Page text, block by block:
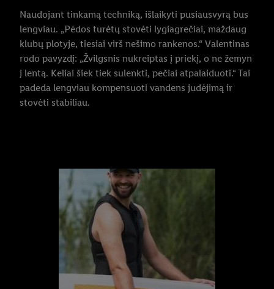
Naudojant tinkamą techniką, išlaikyti pusiausvyrą bus
lengviau. „Pėdos turėtų stovėti lygiagrečiai, maždaug
klubų plotyje, tiesiai virš nešimo rankenos.“ Valentinas
rodo pavyzdį: „Žvilgsnis nukreiptas į priekį, o ne žemyn
į lentą. Keliai šiek tiek sulenkti, pečiai atpalaiduoti.“ Tai
padeda lengviau kompensuoti vandens judėjimą ir
stovėti stabiliau.